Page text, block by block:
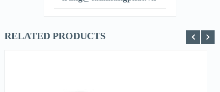
RELATED PRODUCTS